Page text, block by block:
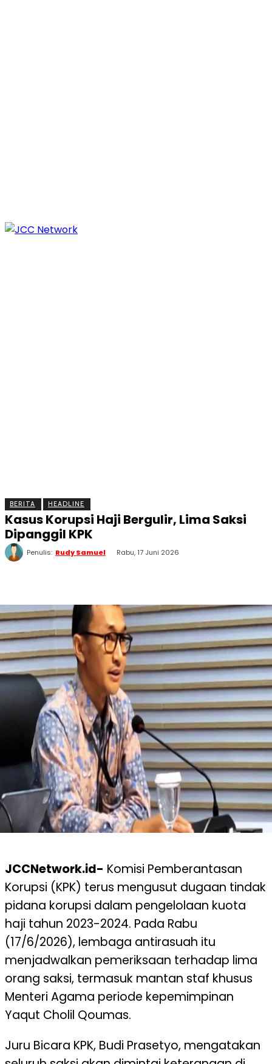
BERITA HEADLINE
Kasus Korupsi Haji Bergulir, Lima Saksi
Dipanggil KPK
Penulis: Rudy Samuel Rabu, 17 Juni 2026
JCCNetwork.id- Komisi Pemberantasan
Korupsi (KPK) terus mengusut dugaan tindak
pidana korupsi dalam pengelolaan kuota
haji tahun 2023-2024. Pada Rabu
(17/6/2026), lembaga antirasuah itu
menjadwalkan pemeriksaan terhadap lima
orang saksi, termasuk mantan staf khusus
Menteri Agama periode kepemimpinan
Yaqut Cholil Qoumas.
Juru Bicara KPK, Budi Prasetyo, mengatakan